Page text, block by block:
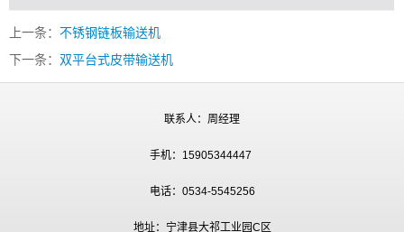
上一条： 不锈钢链板输送机
下一条： 双平台式皮带输送机
联系人：周经理
手机：15905344447
电话：0534-5545256
地址：宁津县大祁工业园C区